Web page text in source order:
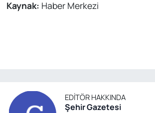
Kaynak: Haber Merkezi
EDITÖR HAKKINDA
Şehir Gazetesi